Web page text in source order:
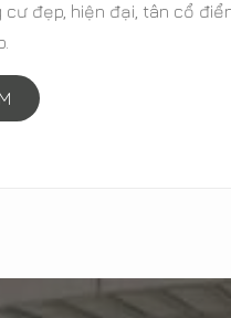
cổ điển, biệt thự cao cấp,
MOREHOME